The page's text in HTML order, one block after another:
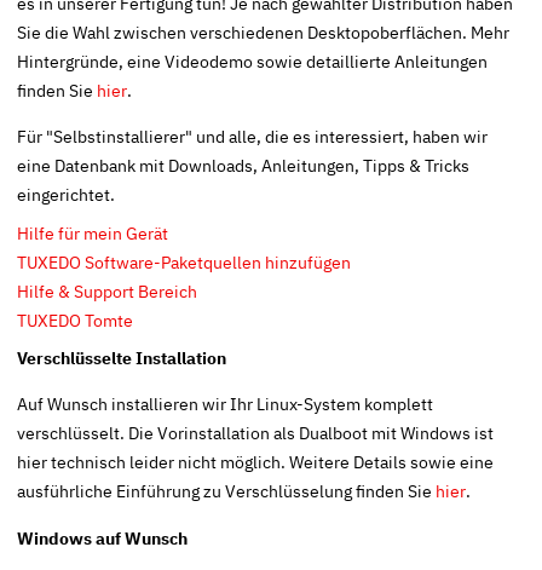
Sie die Wahl zwischen verschiedenen Desktopoberflächen. Mehr
Hintergründe, eine Videodemo sowie detaillierte Anleitungen
finden Sie hier.
Für "Selbstinstallierer" und alle, die es interessiert, haben wir
eine Datenbank mit Downloads, Anleitungen, Tipps & Tricks
eingerichtet.
Hilfe für mein Gerät
TUXEDO Software-Paketquellen hinzufügen
Hilfe & Support Bereich
TUXEDO Tomte
Verschlüsselte Installation
Auf Wunsch installieren wir Ihr Linux-System komplett
verschlüsselt. Die Vorinstallation als Dualboot mit Windows ist
hier technisch leider nicht möglich. Weitere Details sowie eine
ausführliche Einführung zu Verschlüsselung finden Sie hier.
Windows auf Wunsch